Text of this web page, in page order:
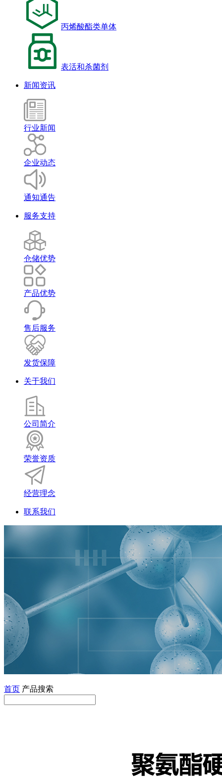
丙烯酸酯类单体
表活和杀菌剂
新闻资讯
行业新闻
企业动态
通知通告
服务支持
仓储优势
产品优势
售后服务
发货保障
关于我们
公司简介
荣誉资质
经营理念
联系我们
首页 产品搜索